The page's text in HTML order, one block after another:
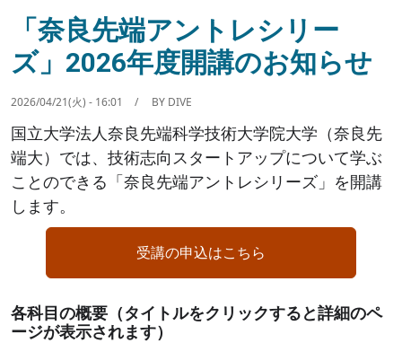
「奈良先端アントレシリー
ズ」2026年度開講のお知らせ
2026/04/21(火) - 16:01 BY DIVE
国立大学法人奈良先端科学技術大学院大学（奈良先
端大）では、技術志向スタートアップについて学ぶ
ことのできる「奈良先端アントレシリーズ」を開講
します。
受講の申込はこちら
各科目の概要（タイトルをクリックすると詳細のペ
ージが表示されます）